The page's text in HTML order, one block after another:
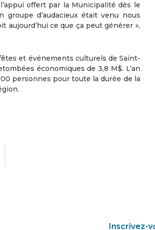
offert par la Municipalité dès le
groupe d’audacieux était venu nous
aujourd’hui ce que ça peut générer »,
et événements culturels de Saint-
économiques de 3,8 M$. L’an
personnes pour toute la durée de la
Inscrivez-